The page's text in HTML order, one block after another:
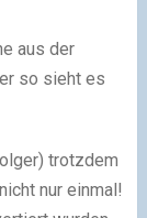
aus der
so sieht es
trotzdem
nur einmal!